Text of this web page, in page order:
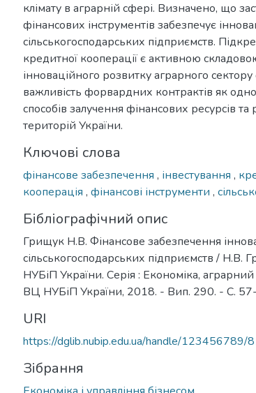
клімату в аграрній сфері. Визначено, що
фінансових інструментів забезпечує
сільськогосподарських підприємств.
кредитної кооперації є активною
інноваційного розвитку аграрного
важливість форвардних контрактів як
способів залучення фінансових ресурсів та
територій України.
Ключові слова
фінансове забезпечення , інвестування ,
кооперація , фінансові інструменти ,
Бібліографічний опис
Грищук Н.В. Фінансове забезпечення
сільськогосподарських підприємств / Н.В.
НУБіП України. Серія : Економіка,
ВЦ НУБіП України, 2018. - Вип. 290. - С.
URI
https://dglib.nubip.edu.ua/handle/123456789/
Зібрання